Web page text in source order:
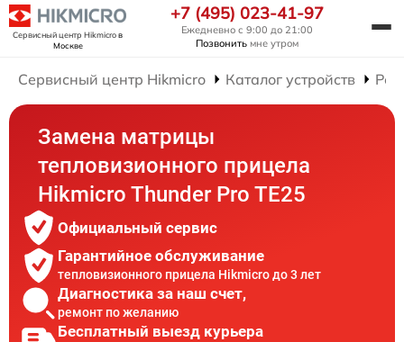
Сервисный центр Hikmicroв
Москве
+7 (495) 023-41-97
Ежедневно с 9:00 до 21:00
Позвонить мне утром
Сервисный центр Hikmicro Каталог устройств
Замена матрицы
тепловизионного прицела
Hikmicro Thunder Pro TE25
Официальный сервис
Гарантийное обслуживание
тепловизионного прицела Hikmicro до 3 лет
Диагностика за наш счет,
ремонт по желанию
Бесплатный выезд курьера